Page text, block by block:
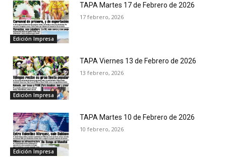
Edición Impresa
TAPA Martes 17 de Febrero de 2026
17 febrero, 2026
Edición Impresa
TAPA Viernes 13 de Febrero de 2026
13 febrero, 2026
Edición Impresa
TAPA Martes 10 de Febrero de 2026
10 febrero, 2026